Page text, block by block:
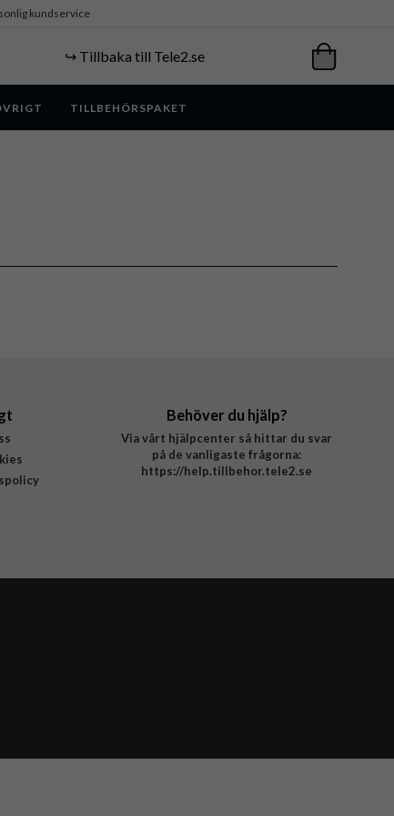
kundservice
↪️ Tillbaka till Tele2.se
TILLBEHÖRSPAKET
Behöver du hjälp?
Via vårt hjälpcenter så hittar du svar
på de vanligaste frågorna:
https://help.tillbehor.tele2.se